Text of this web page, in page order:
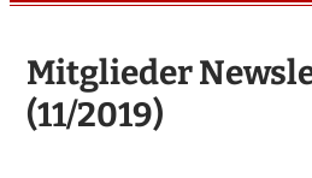
Mitglieder
(11/2019)